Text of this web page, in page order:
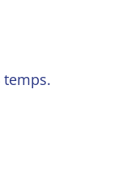
temps.